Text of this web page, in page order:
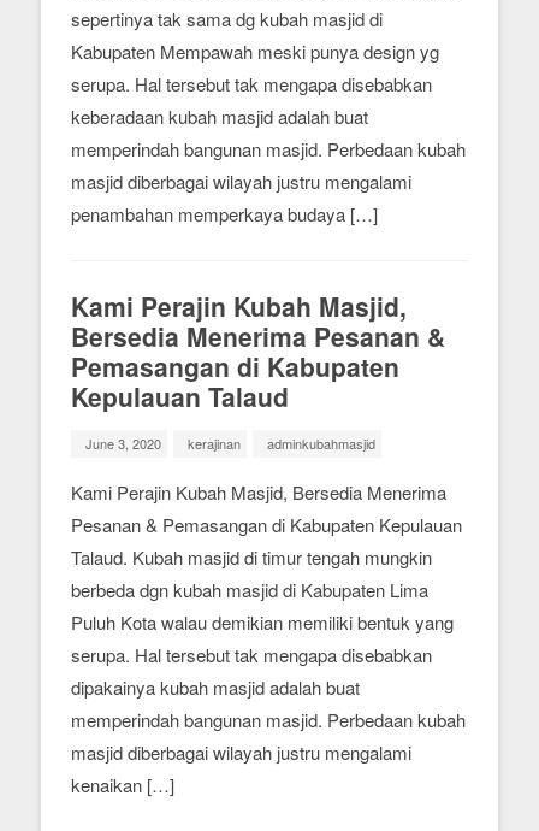
sepertinya tak sama dg kubah masjid di
Kabupaten Mempawah meski punya design yg
serupa. Hal tersebut tak mengapa disebabkan
keberadaan kubah masjid adalah buat
memperindah bangunan masjid. Perbedaan kubah
masjid diberbagai wilayah justru mengalami
penambahan memperkaya budaya […]
Kami Perajin Kubah Masjid,
Bersedia Menerima Pesanan &
Pemasangan di Kabupaten
Kepulauan Talaud
June 3, 2020 kerajinan adminkubahmasjid
Kami Perajin Kubah Masjid, Bersedia Menerima
Pesanan & Pemasangan di Kabupaten Kepulauan
Talaud. Kubah masjid di timur tengah mungkin
berbeda dgn kubah masjid di Kabupaten Lima
Puluh Kota walau demikian memiliki bentuk yang
serupa. Hal tersebut tak mengapa disebabkan
dipakainya kubah masjid adalah buat
memperindah bangunan masjid. Perbedaan kubah
masjid diberbagai wilayah justru mengalami
kenaikan […]